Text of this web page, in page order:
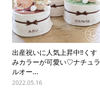
出産祝いに人気上昇中‼︎くす
みカラーが可愛い♡ナチュラ
ルオー...
2022.05.16